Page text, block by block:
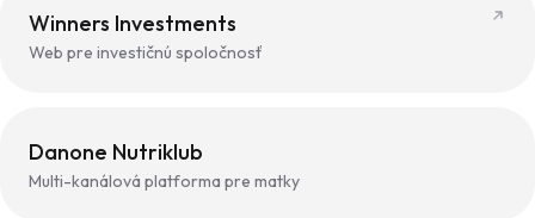
Winners Investments
Web pre investičnú spoločnosť
Danone Nutriklub
Multi-kanálová platforma pre matky